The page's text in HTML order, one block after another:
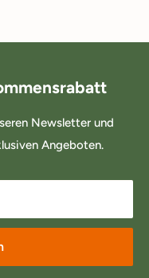
Newsletter und
Angeboten.